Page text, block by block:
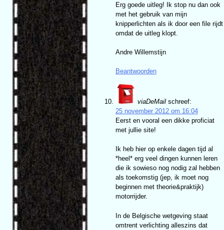
Erg goede uitleg! Ik stop nu dan ook
met het gebruik van mijn
knipperlichten als ik door een file rijdt
omdat de uitleg klopt.
Andre Willemstijn
Beantwoorden
viaDeMail schreef:
25 november 2012 om 16:04
Eerst en vooral een dikke proficiat
met jullie site!
Ik heb hier op enkele dagen tijd al
*heel* erg veel dingen kunnen leren
die ik sowieso nog nodig zal hebben
als toekomstig (jep, ik moet nog
beginnen met theorie&praktijk)
motorrijder.
In de Belgische wetgeving staat
omtrent verlichting alleszins dat